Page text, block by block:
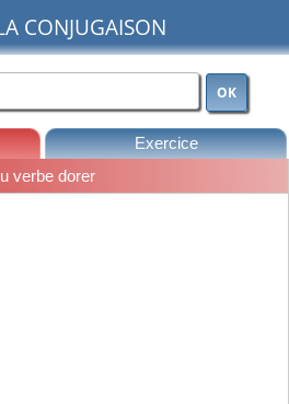
CONJUGAISON
OK
Exercice
verbe dorer